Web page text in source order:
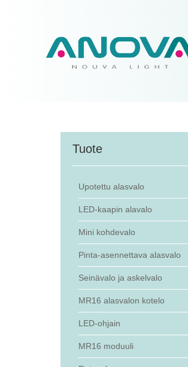
Tuote
Upotettu alasvalo
LED-kaapin alavalo
Mini kohdevalo
Pinta-asennettava alasvalo
Seinävalo ja askelvalo
MR16 alasvalon kotelo
LED-ohjain
MR16 moduuli